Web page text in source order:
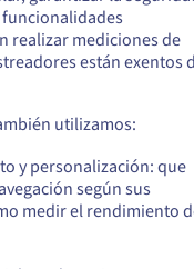
reguladas u
cumplimiento
Zones alineadas
necesidad con
en Estados
deberá buscar el
- $
realizar mediciones de
están exentos
utilizamos:
y personalización: que
según sus
medir el rendimiento